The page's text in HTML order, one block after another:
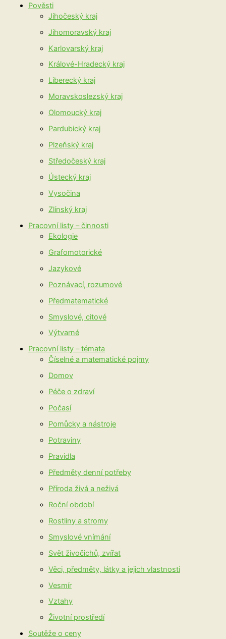
Pověsti
Jihočeský kraj
Jihomoravský kraj
Karlovarský kraj
Králové-Hradecký kraj
Liberecký kraj
Moravskoslezský kraj
Olomoucký kraj
Pardubický kraj
Plzeňský kraj
Středočeský kraj
Ústecký kraj
Vysočina
Zlínský kraj
Pracovní listy – činnosti
Ekologie
Grafomotorické
Jazykové
Poznávací, rozumové
Předmatematické
Smyslové, citové
Výtvarné
Pracovní listy – témata
Číselné a matematické pojmy
Domov
Péče o zdraví
Počasí
Pomůcky a nástroje
Potraviny
Pravidla
Předměty denní potřeby
Příroda živá a neživá
Roční období
Rostliny a stromy
Smyslové vnímání
Svět živočichů, zvířat
Věci, předměty, látky a jejich vlastnosti
Vesmír
Vztahy
Životní prostředí
Soutěže o ceny